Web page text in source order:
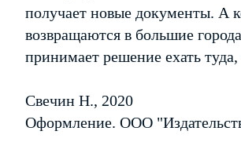
получает новые документы. А
возвращаются в большие
принимает решение ехать
Свечин Н., 2020
Оформление. ООО